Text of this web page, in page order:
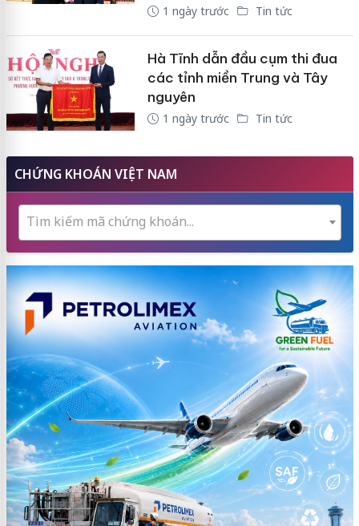
1 ngày trước Tin tức
Hà Tĩnh dẫn đầu cụm thi đua
các tỉnh miền Trung và Tây
nguyên
1 ngày trước Tin tức
CHỨNG KHOÁN VIỆT NAM
Tìm kiếm mã chứng khoán...